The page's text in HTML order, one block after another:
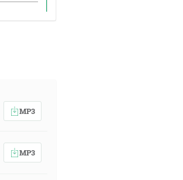
MP3
MP3